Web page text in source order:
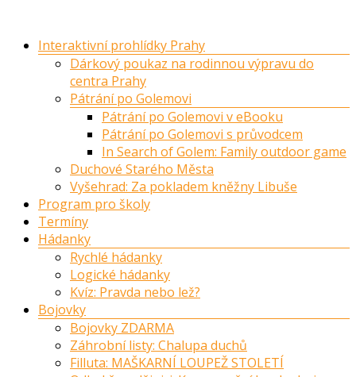
content
MenuInteraktivní prohlídky Prahy
Dárkový poukaz na rodinnou výpravu do
centra Prahy
Pátrání po Golemovi
Pátrání po Golemovi v eBooku
Pátrání po Golemovi s průvodcem
In Search of Golem: Family outdoor game
Duchové Starého Města
Vyšehrad: Za pokladem kněžny Libuše
Program pro školy
Termíny
Hádanky
Rychlé hádanky
Logické hádanky
Kvíz: Pravda nebo lež?
Bojovky
Bojovky ZDARMA
Záhrobní listy: Chalupa duchů
Filluta: MAŠKARNÍ LOUPEŽ STOLETÍ